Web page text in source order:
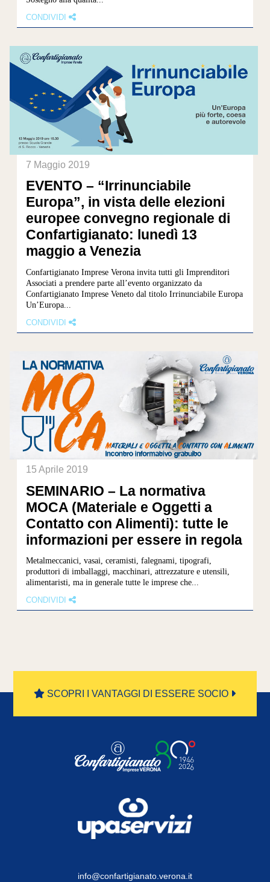
CONDIVIDI
7 Maggio 2019
EVENTO – “Irrinunciabile
Europa”, in vista delle elezioni
europee convegno regionale di
Confartigianato: lunedì 13
maggio a Venezia
Confartigianato Imprese Verona invita tutti gli Imprenditori
Associati a prendere parte all’evento organizzato da
Confartigianato Imprese Veneto dal titolo Irrinunciabile Europa
Un’Europa...
CONDIVIDI
15 Aprile 2019
SEMINARIO – La normativa
MOCA (Materiale e Oggetti a
Contatto con Alimenti): tutte le
informazioni per essere in regola
Metalmeccanici, vasai, ceramisti, falegnami, tipografi,
produttori di imballaggi, macchinari, attrezzature e utensili,
alimentaristi, ma in generale tutte le imprese che...
CONDIVIDI
SCOPRI I VANTAGGI DI ESSERE SOCIO
info@confartigianato.verona.it